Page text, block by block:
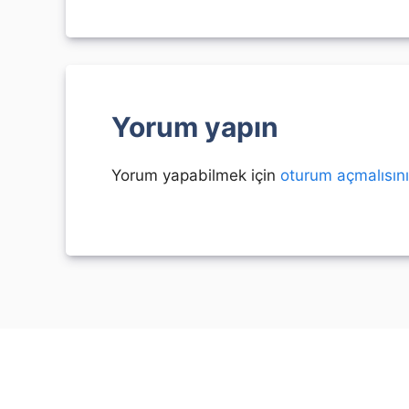
Yorum yapın
Yorum yapabilmek için oturum